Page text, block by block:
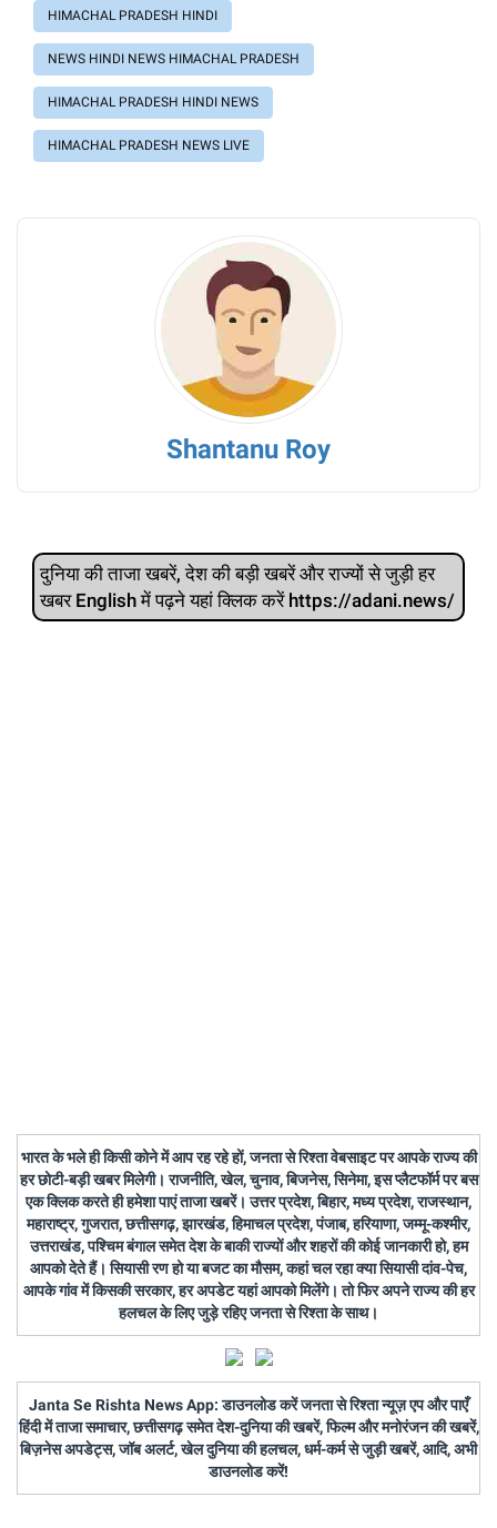
HIMACHAL PRADESH HINDI
NEWS HINDI NEWS HIMACHAL PRADESH
HIMACHAL PRADESH HINDI NEWS
HIMACHAL PRADESH NEWS LIVE
Shantanu Roy
दुनिया की ताजा खबरें, देश की बड़ी खबरें और राज्‍यों से जुड़ी हर
खबर English में पढ़ने यहां क्लिक करें https://adani.news/
भारत के भले ही किसी कोने में आप रह रहे हों, जनता से रिश्ता वेबसाइट पर आपके राज्य की
हर छोटी-बड़ी खबर मिलेगी। राजनीति, खेल, चुनाव, बिजनेस, सिनेमा, इस प्लैटफॉर्म पर बस
एक क्लिक करते ही हमेशा पाएं ताजा खबरें। उत्तर प्रदेश, बिहार, मध्य प्रदेश, राजस्थान,
महाराष्ट्र, गुजरात, छत्तीसगढ़, झारखंड, हिमाचल प्रदेश, पंजाब, हरियाणा, जम्मू-कश्मीर,
उत्तराखंड, पश्चिम बंगाल समेत देश के बाकी राज्यों और शहरों की कोई जानकारी हो, हम
आपको देते हैं। सियासी रण हो या बजट का मौसम, कहां चल रहा क्या सियासी दांव-पेच,
आपके गांव में किसकी सरकार, हर अपडेट यहां आपको मिलेंगे। तो फिर अपने राज्य की हर
हलचल के लिए जुड़े रहिए जनता से रिश्ता के साथ।
Janta Se Rishta News App: डाउनलोड करें जनता से रिश्ता न्यूज़ एप और पाएँ
हिंदी में ताजा समाचार, छत्तीसगढ़ समेत देश-दुनिया की खबरें, फिल्म और मनोरंजन की खबरें,
बिज़नेस अपडेट्स, जॉब अलर्ट, खेल दुनिया की हलचल, धर्म-कर्म से जुड़ी खबरें, आदि, अभी
डाउनलोड करें!